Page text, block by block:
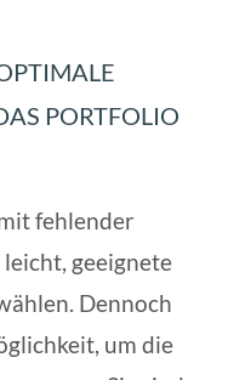
PORTFOLIO
fehlender
geeignete
Dennoch
um die